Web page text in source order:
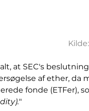
at SEC's
af ether,
fonde (ETFer),
"